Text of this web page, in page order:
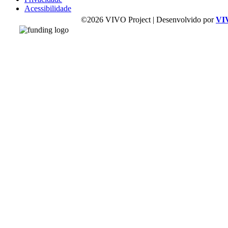
Acessibilidade
©2026 VIVO Project | Desenvolvido por